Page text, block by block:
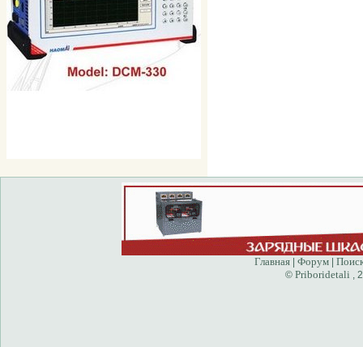
Главная| Форум|
© Priboridetali ,